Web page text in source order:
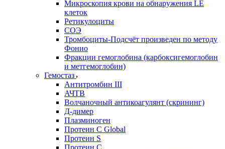
Микроскопия крови на обнаружения LE
клеток
Ретикулоциты
СОЭ
Тромбоциты-Подсчёт произведен по методу
Фонио
Фракции гемоглобина (карбоксигемоглобин
и метгемоглобин)
Гемостаз
Антитромбин III
АЧТВ
Волчаночный антикоагулянт (скрининг)
Д-димер
Плазминоген
Протеин C Global
Протеин S
Протеин С